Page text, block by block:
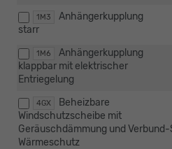
1M3
Anhängerkupplung
starr
1M6
Anhängerkupplung
klappbar mit elektrischer
Entriegelung
4GX
Beheizbare
Windschutzscheibe mit
Geräuschdämmung und
Wärmeschutz